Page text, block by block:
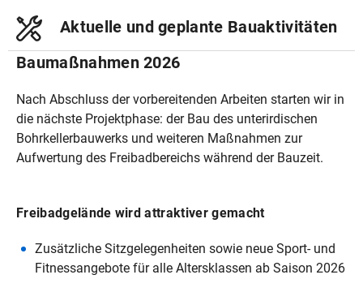
Aktuelle und geplante Bauaktivitäten
Baumaßnahmen 2026
Nach Abschluss der vorbereitenden Arbeiten starten wir in
die nächste Projektphase: der Bau des unterirdischen
Bohrkellerbauwerks und weiteren Maßnahmen zur
Aufwertung des Freibadbereichs während der Bauzeit.
Freibadgelände wird attraktiver gemacht
Zusätzliche Sitzgelegenheiten sowie neue Sport- und
Fitnessangebote für alle Altersklassen ab Saison 2026